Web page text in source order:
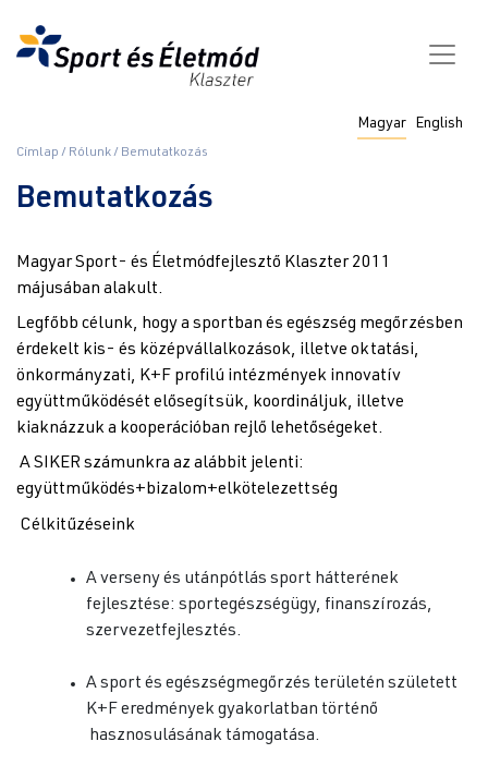
tartalomra
navigáció
Magyar English
Morzsa
Címlap Rólunk Bemutatkozás
Bemutatkozás
Magyar Sport- és Életmódfejlesztő Klaszter 2011
májusában alakult.
Legfőbb célunk, hogy a sportban és egészség megőrzésben
érdekelt kis- és középvállalkozások, illetve oktatási,
önkormányzati, K+F profilú intézmények innovatív
együttműködését elősegítsük, koordináljuk, illetve
kiaknázzuk a kooperációban rejlő lehetőségeket.
A SIKER számunkra az alábbit jelenti:
együttműködés+bizalom+elkötelezettség
Célkitűzéseink
A verseny és utánpótlás sport hátterének
fejlesztése: sportegészségügy, finanszírozás,
szervezetfejlesztés.
A sport és egészségmegőrzés területén született
K+F eredmények gyakorlatban történő
hasznosulásának támogatása.